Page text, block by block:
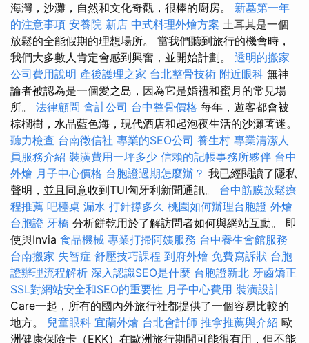
海灣，沙灘，自然和文化奇觀，很棒的廚房。 新墓第一年
的注意事項 安養院 新店 中式料理外燴方案 土耳其是一個
放鬆的全能假期的理想場所。 當我們聽到旅行的機會時，
我們大多數人肯定會感到興奮，並開始計劃。 透明的搬家
公司費用說明 產後護理之家 台北整骨技術 附近眼科 無神
論者被認為是一個愛之島，因為它是婚禮和蜜月的常見場
所。 法律顧問 會計公司 台中整骨價格 每年，遊客都會被
棕櫚樹，水晶藍色海，現代酒店和起泡夜生活的沙灘著迷。
聽力檢查 台南徵信社 專業的SEO公司 養生村 專業清潔人
員服務介紹 裝潢費用一坪多少 信賴的記帳事務所夥伴 台中
外燴 月子中心價格 台胞證過期怎麼辦？ 我已經閱讀了隱私
聲明，並且同意收到TUI匈牙利新聞通訊。 台中筋膜放鬆療
程推薦 吧檯桌 漏水 打針撐多久 桃園如何辦理台胞證 外燴
台胞證 牙橋 分析餅乾用於了解訪問者如何與網站互動。 即
使與Invia 食品機械 專業打掃阿姨服務 台中養生會館服務
台南搬家 失智症 舒壓技巧課程 到府外燴 免費寫訴狀 台胞
證辦理流程解析 深入認識SEO是什麼 台胞證新北 牙齒矯正
SSL對網站安全和SEO的重要性 月子中心費用 裝潢設計
Care一起，所有的國內外旅行社都提供了一個容易比較的
地方。 兒童眼科 宜蘭外燴 台北會計師 推拿推薦與介紹 歐
洲健康保險卡（EKK）在歐洲旅行期間可能很有用，但不能